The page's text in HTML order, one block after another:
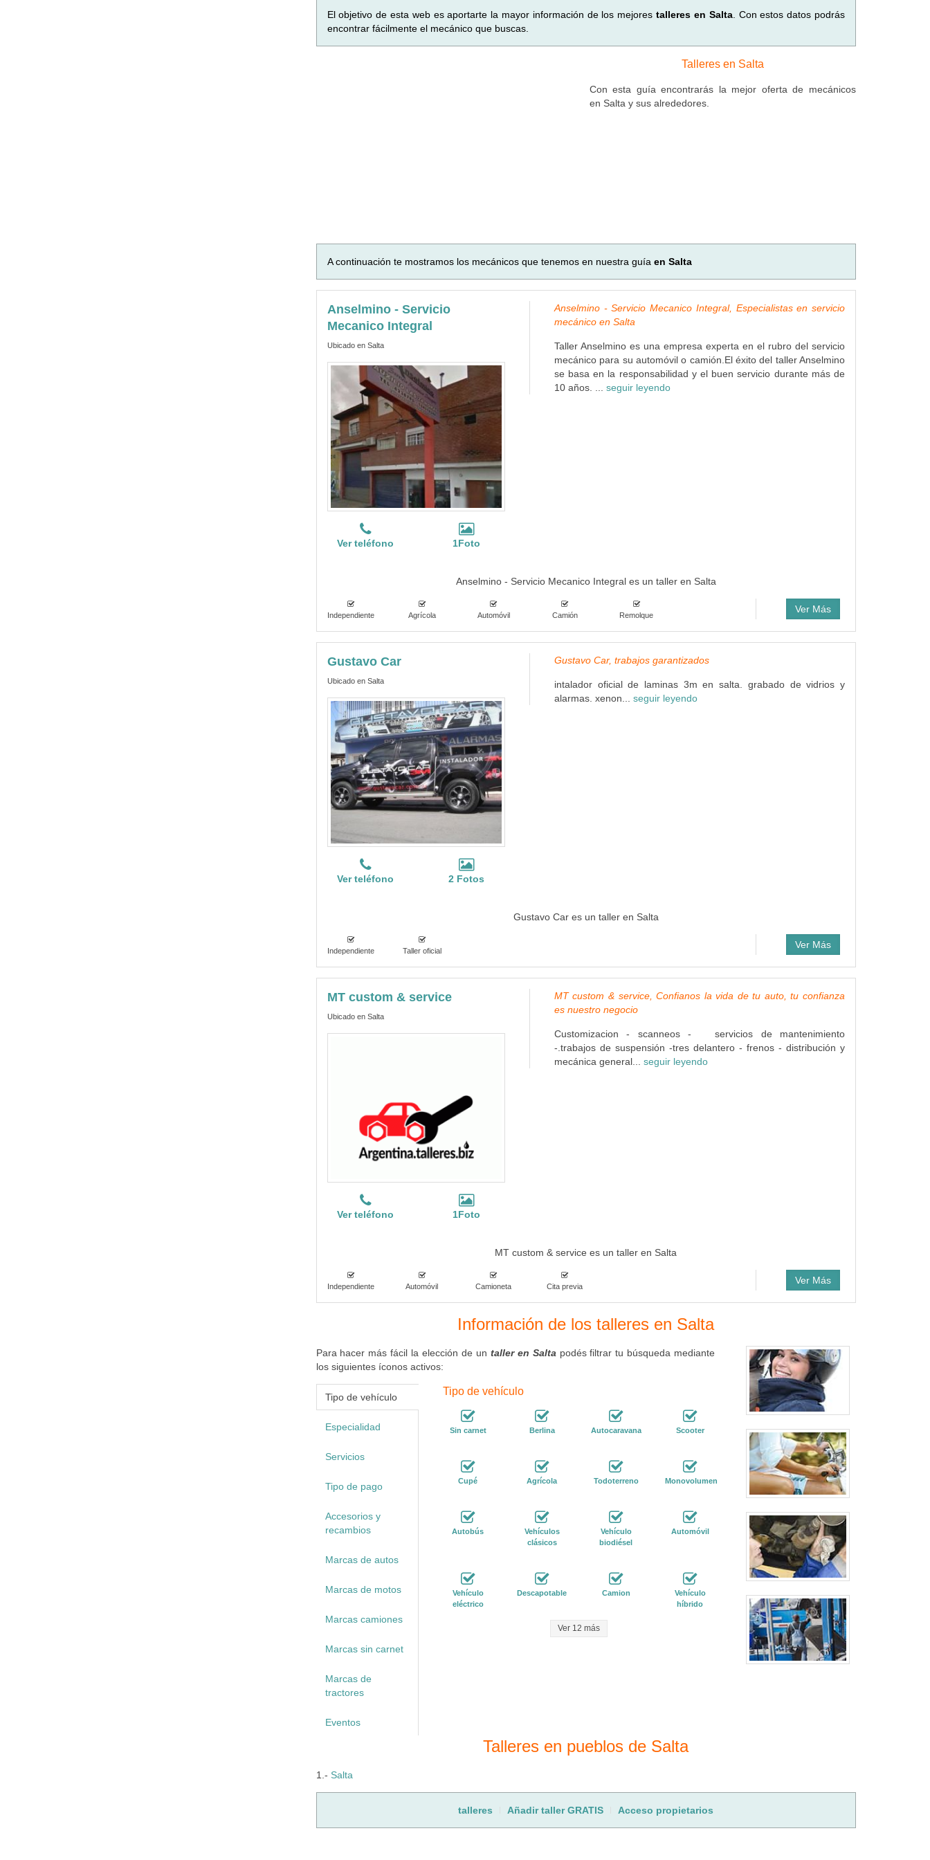
El objetivo de esta web es aportarte la mayor información de los mejorestalleres en Salta. Con estos datos podrás
encontrar fácilmente el mecánico que buscas.
Talleres en Salta
Con esta guía encontrarás la mejor oferta de mecánicos
en Salta y sus alrededores.
A continuación te mostramos los mecánicos que tenemos en nuestra guía en Salta
Anselmino - Servicio
Mecanico Integral
Ubicado en Salta
Ver teléfono 1Foto
Anselmino - Servicio Mecanico Integral, Especialistas en servicio
mecánico en Salta
Taller Anselmino es una empresa experta en el rubro del servicio
mecánico para su automóvil o camión.El éxito del taller Anselmino
se basa en la responsabilidad y el buen servicio durante más de
10 años. ... seguir leyendo
Anselmino - Servicio Mecanico Integral es un taller en Salta
Independiente Agrícola Automóvil Camión Remolque
Ver Más
Gustavo Car
Ubicado en Salta
Ver teléfono 2 Fotos
Gustavo Car, trabajos garantizados
intalador oficial de laminas 3m en salta. grabado de vidrios y
alarmas. xenon... seguir leyendo
Gustavo Car es un taller en Salta
Independiente Taller oficial
Ver Más
MT custom & service
Ubicado en Salta
Ver teléfono 1Foto
MT custom & service, Confianos la vida de tu auto, tu confianza
es nuestro negocio
Customizacion - scanneos - servicios de mantenimiento
-.trabajos de suspensión -tres delantero - frenos - distribución y
mecánica general... seguir leyendo
MT custom & service es un taller en Salta
Independiente Automóvil Camioneta Cita previa
Ver Más
Información de los talleres en Salta
Para hacer más fácil la elección de un taller en Salta podés filtrar tu búsqueda mediante
los siguientes íconos activos:
Tipo de vehículo
Especialidad
Servicios
Tipo de pago
Accesorios y
recambios
Marcas de autos
Marcas de motos
Marcas camiones
Marcas sin carnet
Marcas de
tractores
Eventos
Tipo de vehículo
Sin carnet Berlina Autocaravana Scooter
Cupé Agrícola Todoterreno Monovolumen
Autobús
Vehículos
clásicos
Vehículo
biodiésel
Automóvil
Vehículo
eléctrico
Descapotable Camion
Vehículo
híbrido
Ver 12 más
Talleres en pueblos de Salta
1.- Salta
talleres Añadir taller GRATIS Acceso propietarios